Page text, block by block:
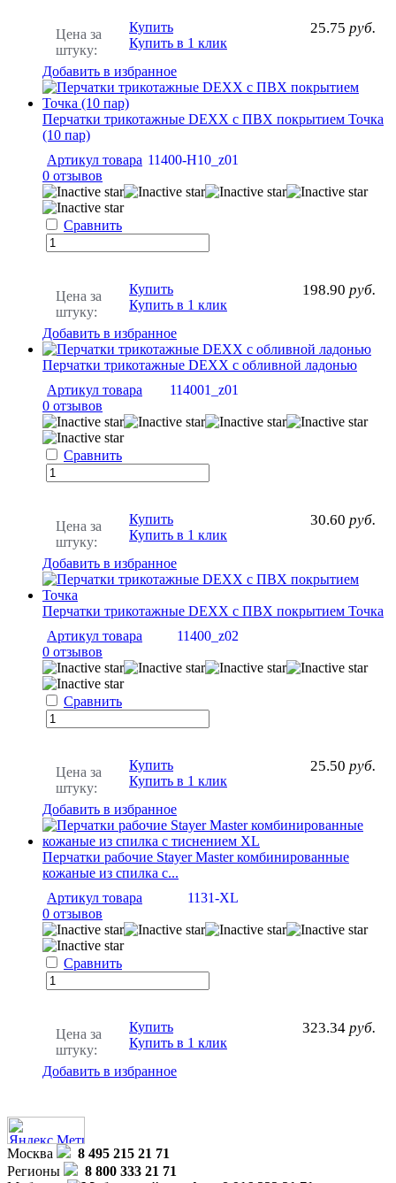
Цена за
штуку:
25.75 руб.
Купить
Купить в 1 клик
Добавить в избранное
Перчатки трикотажные DEXX с ПВХ покрытием Точка
(10 пар)
Артикул товара 11400-H10_z01
0 отзывов
Сравнить
Цена за
штуку:
198.90 руб.
Купить
Купить в 1 клик
Добавить в избранное
Перчатки трикотажные DEXX с обливной ладонью
Артикул товара
114001_z01
0 отзывов
Сравнить
Цена за
штуку:
30.60 руб.
Купить
Купить в 1 клик
Добавить в избранное
Перчатки трикотажные DEXX с ПВХ покрытием Точка
Артикул товара
11400_z02
0 отзывов
Сравнить
Цена за
штуку:
25.50 руб.
Купить
Купить в 1 клик
Добавить в избранное
Перчатки рабочие Stayer Master комбинированные
кожаные из спилка с...
Артикул товара
1131-XL
0 отзывов
Сравнить
Цена за
штуку:
323.34 руб.
Купить
Купить в 1 клик
Добавить в избранное
Москва
8 495 215 21 71
Регионы
8 800 333 21 71